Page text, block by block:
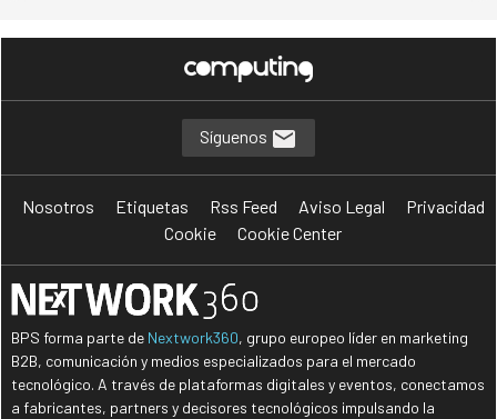
Síguenos
Nosotros Etiquetas Rss Feed Aviso Legal
Privacidad
Cookie
Cookie Center
BPS forma parte de Nextwork360, grupo europeo líder en marketing
B2B, comunicación y medios especializados para el mercado
tecnológico. A través de plataformas digitales y eventos, conectamos
a fabricantes, partners y decisores tecnológicos impulsando la